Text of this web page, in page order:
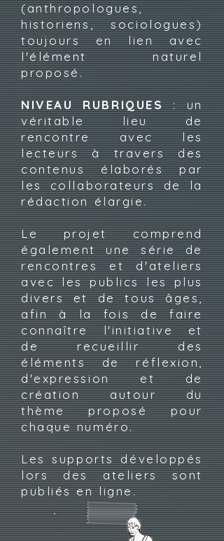
(anthropologues,
historiens, sociologues)
toujours en lien avec
l'élément naturel
proposé.
NIVEAU RUBRIQUES: un
véritable lieu de
rencontre avec les
lecteurs à travers des
contenus élaborés par
les collaborateurs de la
rédaction élargie.
Le projet comprend
également une série de
rencontres et d'ateliers
avec les publics les plus
divers et de tous âges,
afin à la fois de faire
connaître l'initiative et
de recueillir des
éléments de réflexion,
d'expression et de
création autour du
thème proposé pour
chaque numéro.
Les supports développés
lors des ateliers sont
publiés en ligne.